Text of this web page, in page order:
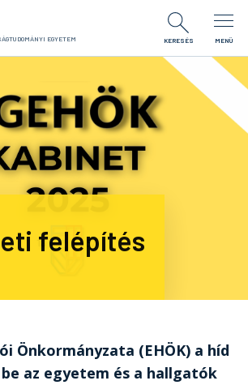
EGYETEM KERESÉS MENÜ
felépítés
Önkormányzata (EHÖK) a híd
az egyetem és a hallgatók